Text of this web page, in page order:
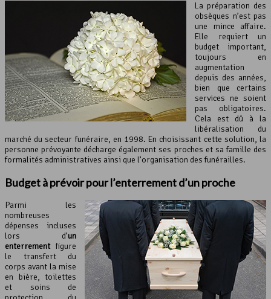
La préparation des
obsèques n’est pas
une mince affaire.
Elle requiert un
budget important,
toujours en
augmentation
depuis des années,
bien que certains
services ne soient
pas obligatoires.
Cela est dû à la
libéralisation du
marché du secteur funéraire, en 1998. En choisissant cette solution, la
personne prévoyante décharge également ses proches et sa famille des
formalités administratives ainsi que l’organisation des funérailles.
Budget à prévoir pour l’enterrement d’un proche
Parmi les
nombreuses
dépenses incluses
lors d’un
enterrementfigure
le transfert du
corps avant la mise
en bière, toilettes
et soins de